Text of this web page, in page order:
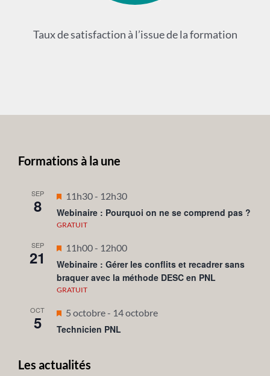
Taux de satisfaction à l’issue de la formation
Formations à la une
SEP
8
Mis
en
avant
11h30- 12h30
Webinaire : Pourquoi on ne se comprend pas ?
GRATUIT
SEP
21
Mis
en
avant
11h00- 12h00
Webinaire : Gérer les conflits et recadrer sans
braquer avec la méthode DESC en PNL
GRATUIT
OCT
5
Mis
en
5 octobre- 14 octobre
Technicien PNL
Les actualités